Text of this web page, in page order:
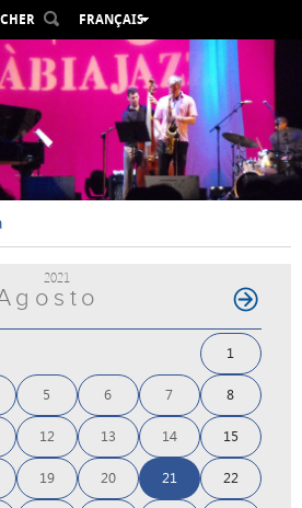
FRANÇAIS
ESPAÑOL
VALENCIÀ
ENGLISH
DEUTSCH
РУССКИЙ
2021
1
5 6 7 8
12 13 14 15
19 20 21 22